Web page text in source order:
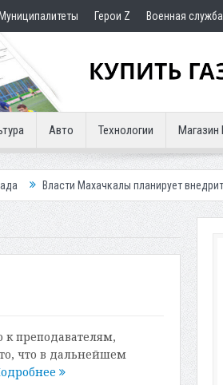
Муниципалитеты Герои Z Военная
Авто Технологии
Махачкалы планирует внедрить новую
к преподавателям,
что в дальнейшем